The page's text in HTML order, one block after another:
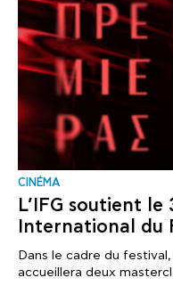
CINÉMA
L’IFG soutient le
International du
Dans le cadre du
accueillera deux